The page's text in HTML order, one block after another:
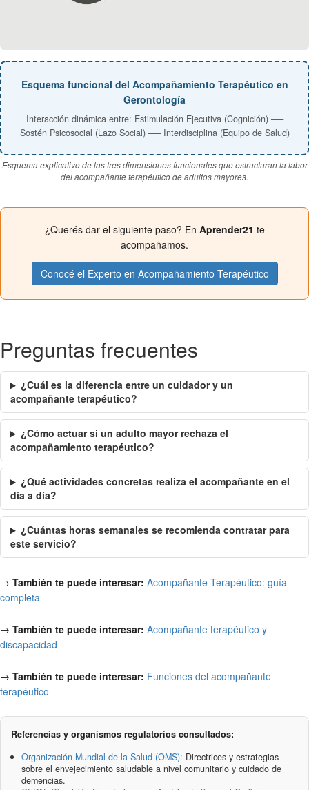
Esquema funcional del Acompañamiento Terapéutico en
Gerontología
Interacción dinámica entre: Estimulación Ejecutiva (Cognición) ──
Sostén Psicosocial (Lazo Social) ── Interdisciplina (Equipo de Salud)
Esquema explicativo de las tres dimensiones funcionales que estructuran la labor
del acompañante terapéutico de adultos mayores.
¿Querés dar el siguiente paso? En Aprender21 te
acompañamos.
Conocé el Experto en Acompañamiento Terapéutico
Preguntas frecuentes
¿Cuál es la diferencia entre un cuidador y un
acompañante terapéutico?
¿Cómo actuar si un adulto mayor rechaza el
acompañamiento terapéutico?
¿Qué actividades concretas realiza el acompañante en el
día a día?
¿Cuántas horas semanales se recomienda contratar para
este servicio?
→ También te puede interesar: Acompañante Terapéutico: guía
completa
→ También te puede interesar: Acompañante terapéutico y
discapacidad
→ También te puede interesar: Funciones del acompañante
terapéutico
Referencias y organismos regulatorios consultados:
Organización Mundial de la Salud (OMS): Directrices y estrategias
sobre el envejecimiento saludable a nivel comunitario y cuidado de
demencias.